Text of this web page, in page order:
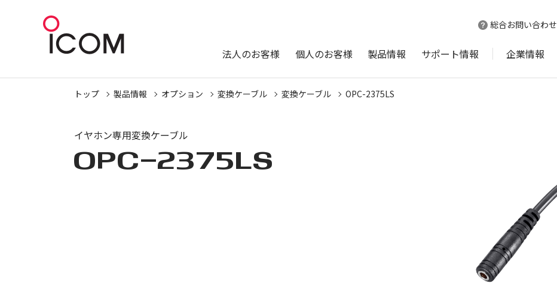
総合お問い合わせ
法人のお客様 個人のお客様 製品情報 サポート情報 企業情報
トップ 製品情報 オプション 変換ケーブル 変換ケーブル OPC-2375LS
イヤホン専用変換ケーブル
OPC-2375LS